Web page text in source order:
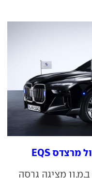
ב.מ.וו מציגה גרסה